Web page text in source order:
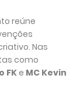
reúne
Nas
como
FKe MC Kevin